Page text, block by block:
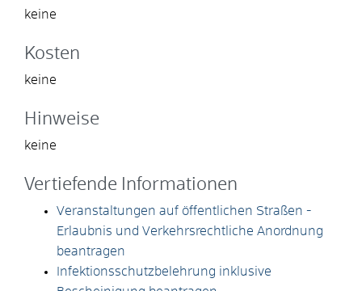
keine
Kosten
keine
Hinweise
keine
Vertiefende Informationen
Veranstaltungen auf öffentlichen Straßen -
Erlaubnis und Verkehrsrechtliche Anordnung
beantragen
Infektionsschutzbelehrung inklusive